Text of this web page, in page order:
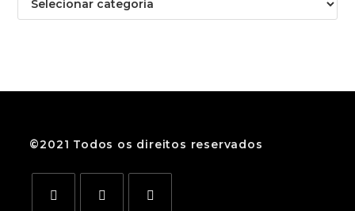
©2021 Todos os direitos reservados